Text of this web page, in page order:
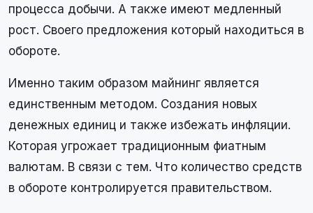
процесса добычи. А также имеют медленный
рост. Своего предложения который находиться в
обороте.
Именно таким образом майнинг является
единственным методом. Создания новых
денежных единиц и также избежать инфляции.
Которая угрожает традиционным фиатным
валютам. В связи с тем. Что количество средств
в обороте контролируется правительством.